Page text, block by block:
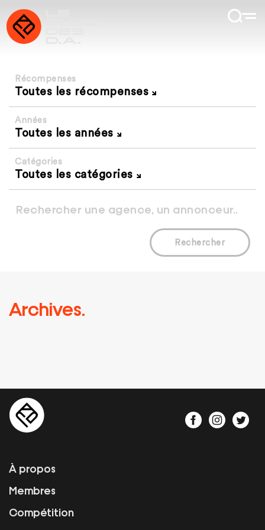
Récompenses
Toutes les récompenses
Années
Toutes les années
Catégories
Toutes les catégories
Rechercher
Archives.
À propos
Membres
Compétition